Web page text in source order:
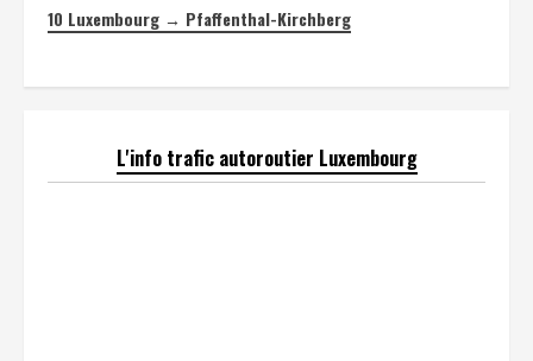
10 Luxembourg → Pfaffenthal-Kirchberg
L'info trafic autoroutier Luxembourg